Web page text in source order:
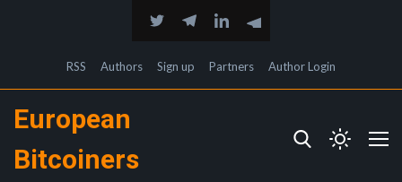
RSS Authors Sign up Partners Author Login
European
Bitcoiners